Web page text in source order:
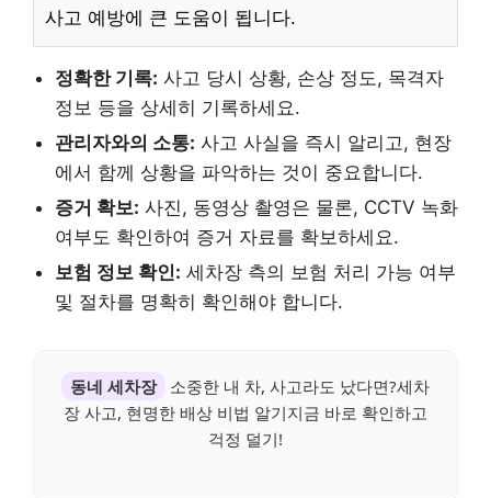
사고 예방에 큰 도움이 됩니다.
정확한 기록: 사고 당시 상황, 손상 정도, 목격자
정보 등을 상세히 기록하세요.
관리자와의 소통: 사고 사실을 즉시 알리고, 현장
에서 함께 상황을 파악하는 것이 중요합니다.
증거 확보: 사진, 동영상 촬영은 물론, CCTV 녹화
여부도 확인하여 증거 자료를 확보하세요.
보험 정보 확인: 세차장 측의 보험 처리 가능 여부
및 절차를 명확히 확인해야 합니다.
동네 세차장
소중한 내 차, 사고라도 났다면?세차
장 사고, 현명한 배상 비법 알기지금 바로 확인하고
걱정 덜기!